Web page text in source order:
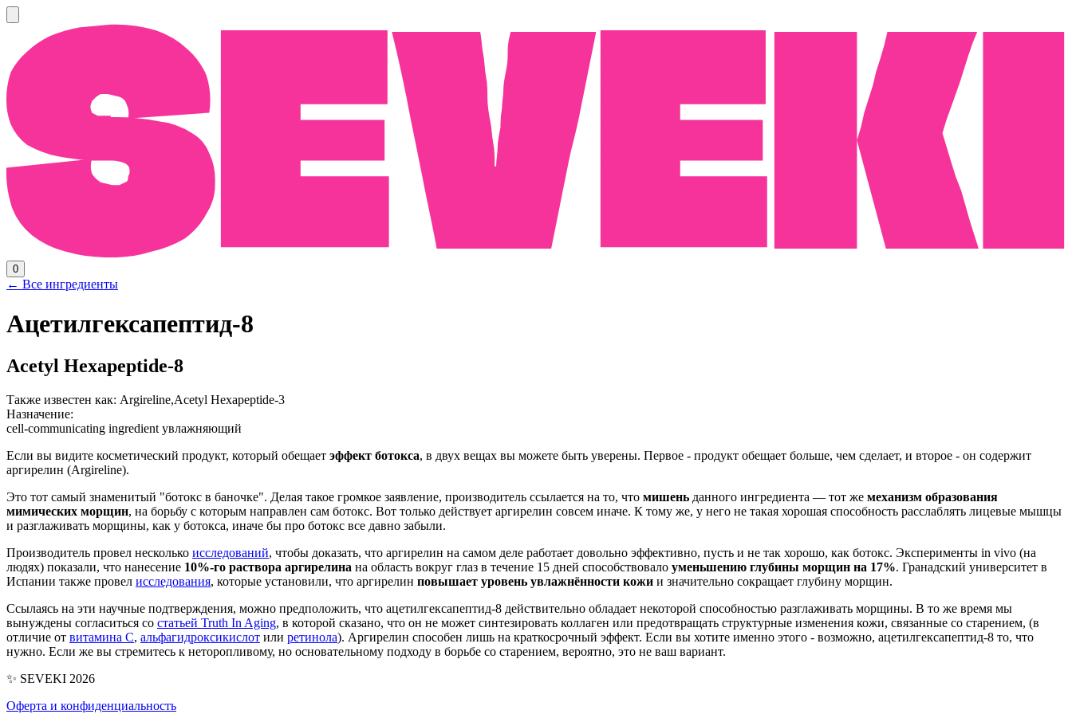
0
← Все ингредиенты
Ацетилгексапептид-8
Acetyl Hexapeptide-8
Также известен как: Argireline,Acetyl Hexapeptide-3
Назначение:
cell-communicating ingredient увлажняющий
Если вы видите косметический продукт, который обещает эффект ботокса, в двух вещах вы можете быть уверены. Первое - продукт обещает больше, чем сделает, и второе - он содержит
аргирелин (Argireline).
Это тот самый знаменитый "ботокс в баночке". Делая такое громкое заявление, производитель ссылается на то, что мишень данного ингредиента — тот же механизм образования
мимических морщин, на борьбу с которым направлен сам ботокс. Вот только действует аргирелин совсем иначе. К тому же, у него не такая хорошая способность расслаблять лицевые мышцы
и разглаживать морщины, как у ботокса, иначе бы про ботокс все давно забыли.
Производитель провел несколько исследований, чтобы доказать, что аргирелин на самом деле работает довольно эффективно, пусть и не так хорошо, как ботокс. Эксперименты in vivo (на
людях) показали, что нанесение 10%-го раствора аргирелина на область вокруг глаз в течение 15 дней способствовало уменьшению глубины морщин на 17%. Гранадский университет в
Испании также провел исследования, которые установили, что аргирелин повышает уровень увлажнённости кожи и значительно сокращает глубину морщин.
Ссылаясь на эти научные подтверждения, можно предположить, что ацетилгексапептид-8 действительно обладает некоторой способностью разглаживать морщины. В то же время мы
вынуждены согласиться со статьей Truth In Aging, в которой сказано, что он не может синтезировать коллаген или предотвращать структурные изменения кожи, связанные со старением, (в
отличие от витамина С, альфагидроксикислот или ретинола). Аргирелин способен лишь на краткосрочный эффект. Если вы хотите именно этого - возможно, ацетилгексапептид-8 то, что
нужно. Если же вы стремитесь к неторопливому, но основательному подходу в борьбе со старением, вероятно, это не ваш вариант.
✨ SEVEKI 2026
Оферта и конфиденциальность